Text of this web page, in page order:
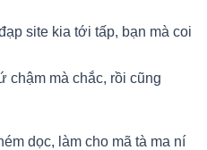
site kia tới tấp, bạn mà coi
chậm mà chắc, rồi cũng
dọc, làm cho mã tà ma ní